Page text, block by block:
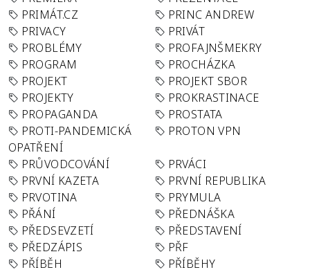
PRIMÁT.CZ
PRINC ANDREW
PRIVACY
PRIVÁT
PROBLÉMY
PROFAJNŠMEKRY
PROGRAM
PROCHÁZKA
PROJEKT
PROJEKT SBOR
PROJEKTY
PROKRASTINACE
PROPAGANDA
PROSTATA
PROTI-PANDEMICKÁ
OPATŘENÍ
PROTON VPN
PRŮVODCOVÁNÍ
PRVÁCI
PRVNÍ KAZETA
PRVNÍ REPUBLIKA
PRVOTINA
PRYMULA
PŘÁNÍ
PŘEDNÁŠKA
PŘEDSEVZETÍ
PŘEDSTAVENÍ
PŘEDZÁPIS
PŘF
PŘÍBĚH
PŘÍBĚHY